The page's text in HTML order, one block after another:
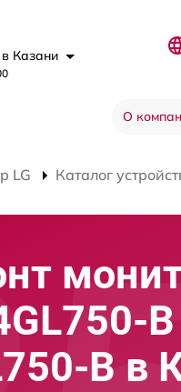
в Казани
О
LG Каталог
B
B в